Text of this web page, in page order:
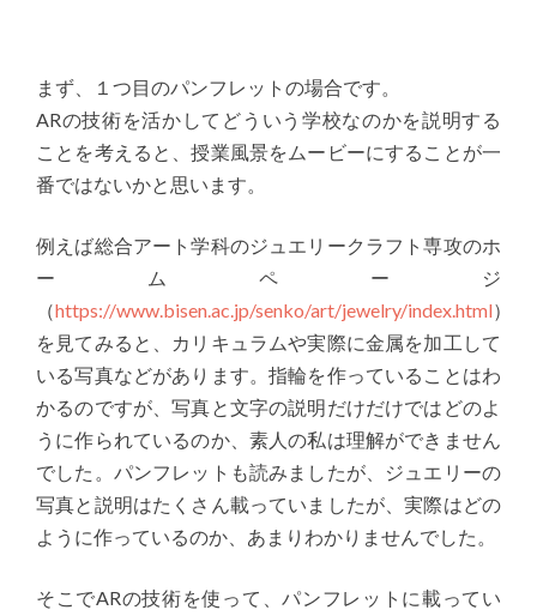
まず、１つ目のパンフレットの場合です。
ARの技術を活かしてどういう学校なのかを説明する
ことを考えると、授業風景をムービーにすることが一
番ではないかと思います。
例えば総合アート学科のジュエリークラフト専攻のホ
ームページ
（https://www.bisen.ac.jp/senko/art/jewelry/index.html）
を見てみると、カリキュラムや実際に金属を加工して
いる写真などがあります。指輪を作っていることはわ
かるのですが、写真と文字の説明だけだけではどのよ
うに作られているのか、素人の私は理解ができません
でした。パンフレットも読みましたが、ジュエリーの
写真と説明はたくさん載っていましたが、実際はどの
ように作っているのか、あまりわかりませんでした。
そこでARの技術を使って、パンフレットに載ってい